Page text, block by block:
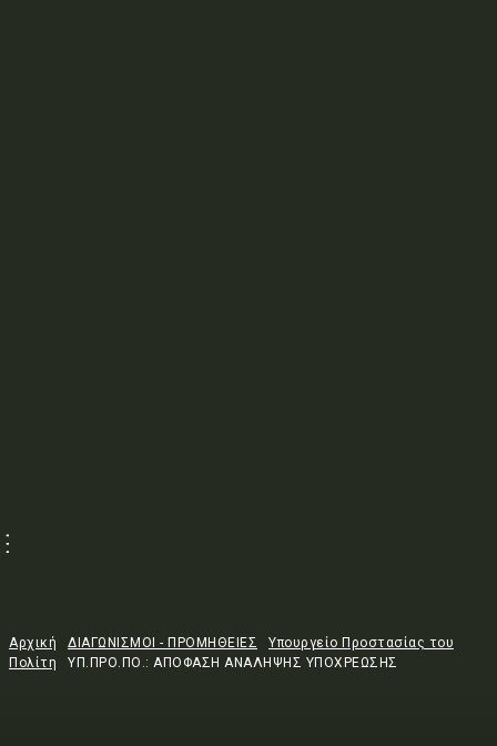
Αρχική ΔΙΑΓΩΝΙΣΜΟΙ - ΠΡΟΜΗΘΕΙΕΣ
Υπουργείο Προστασίας του
Πολίτη
ΥΠ.ΠΡΟ.ΠΟ.: ΑΠΟΦΑΣΗ ΑΝΑΛΗΨΗΣ ΥΠΟΧΡΕΩΣΗΣ